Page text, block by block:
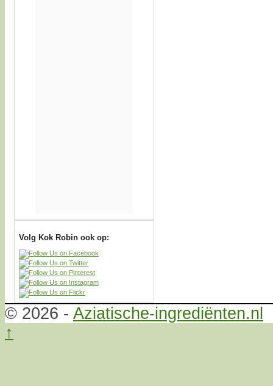
Volg Kok Robin ook op:
© 2026 - Aziatische-ingrediënten.nl
↑